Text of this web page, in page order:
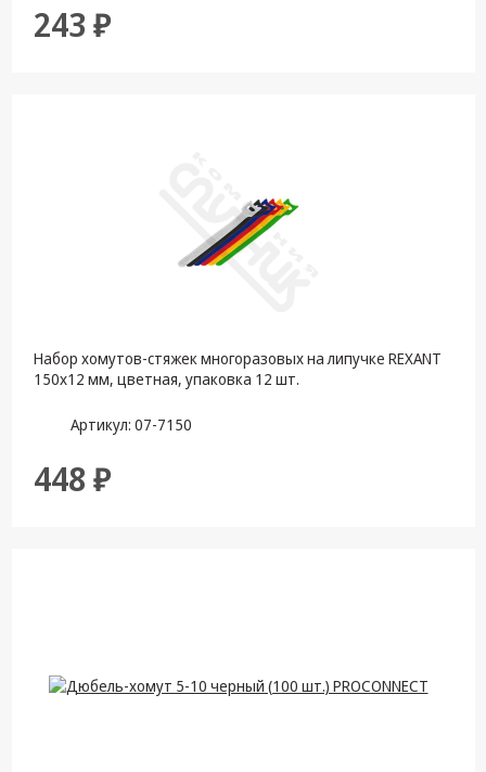
243 ₽
Набор хомутов-стяжек многоразовых на липучке REXANT
150х12 мм, цветная, упаковка 12 шт.
Артикул: 07-7150
448 ₽